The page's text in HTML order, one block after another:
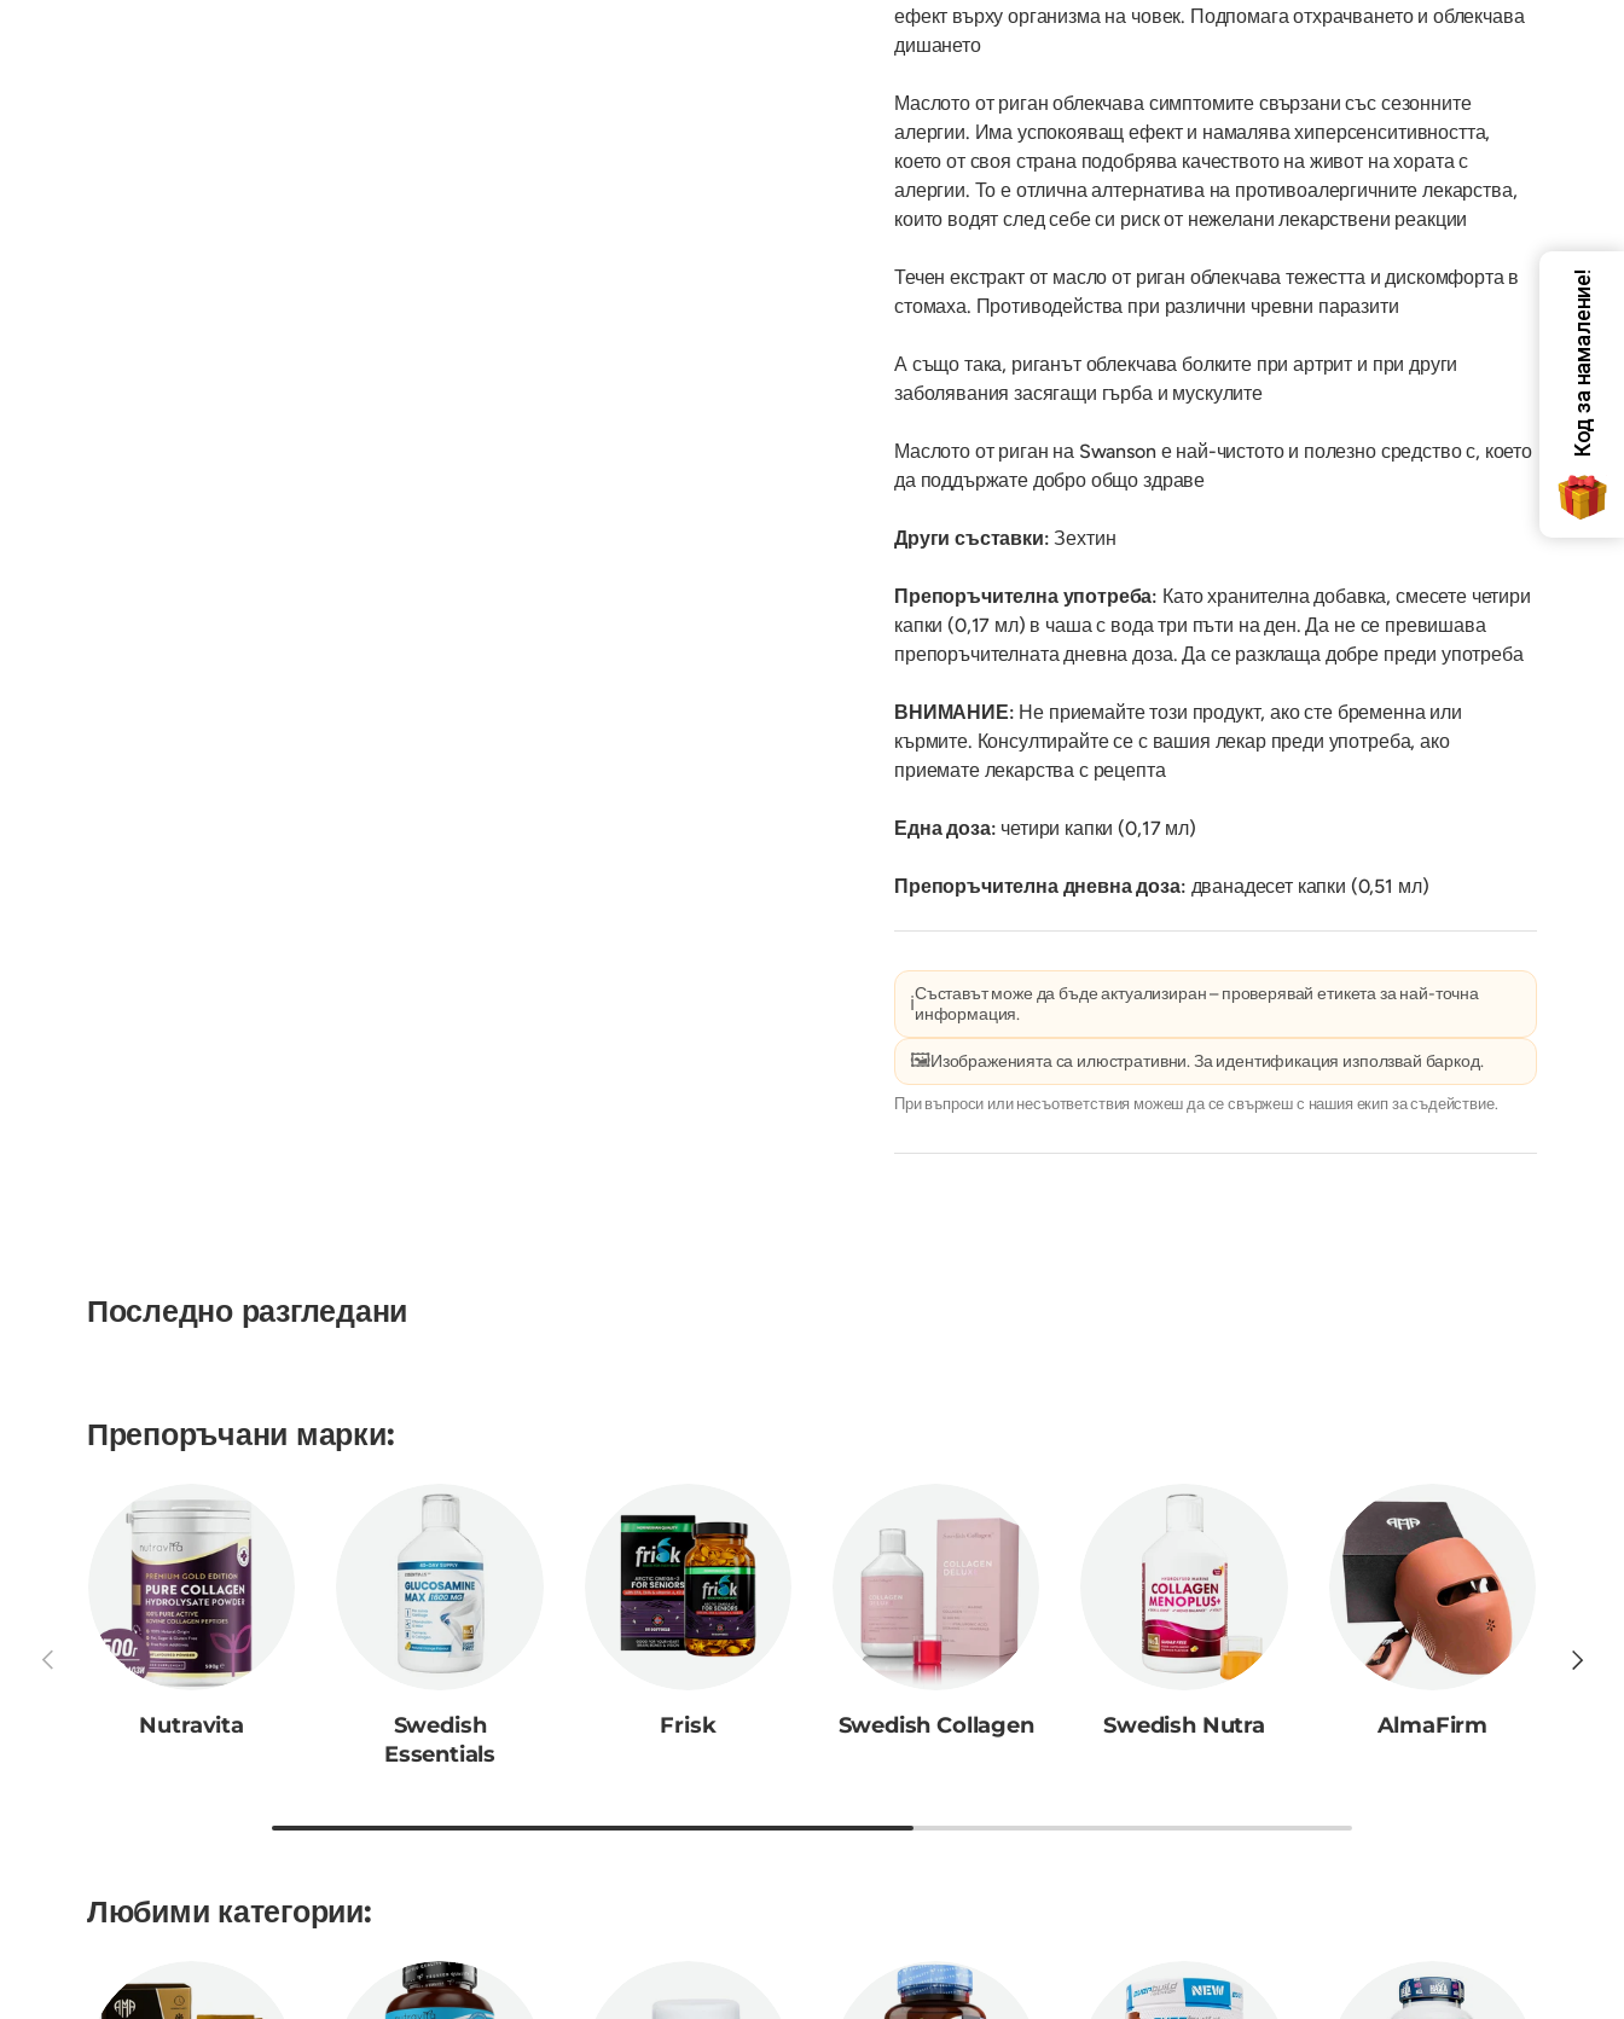
ефект върху организма на човек. Подпомага отхрачването и облекчава
дишането
Маслото от риган облекчава симптомите свързани със сезонните
алергии. Има успокояващ ефект и намалява хиперсенситивността,
което от своя страна подобрява качеството на живот на хората с
алергии. То е отлична алтернатива на противоалергичните лекарства,
които водят след себе си риск от нежелани лекарствени реакции
Течен екстракт от масло от риган облекчава тежестта и дискомфорта в
стомаха. Противодейства при различни чревни паразити
А също така, риганът облекчава болките при артрит и при други
заболявания засягащи гърба и мускулите
Маслото от риган на Swanson е най-чистото и полезно средство с, което
да поддържате добро общо здраве
Други съставки: Зехтин
Препоръчителна употреба: Като хранителна добавка, смесете четири
капки (0,17 мл) в чаша с вода три пъти на ден. Да не се превишава
препоръчителната дневна доза. Да се ​​разклаща добре преди употреба
ВНИМАНИЕ: Не приемайте този продукт, ако сте бременна или
кърмите. Консултирайте се с вашия лекар преди употреба, ако
приемате лекарства с рецепта
Една доза: четири капки (0,17 мл)
Препоръчителна дневна доза: дванадесет капки (0,51 мл)
ℹ️Съставът може да бъде актуализиран – проверявай етикета за най-точна
информация.
🖼️Изображенията са илюстративни. За идентификация използвай баркод.
При въпроси или несъответствия можеш да се свържеш с нашия екип за съдействие.
Последно разгледани
Препоръчани марки:
Предишен
Nutravita
Swedish
Essentials
Frisk Swedish Collagen Swedish Nutra AlmaFirm
Любими категории:
Код за намаление!